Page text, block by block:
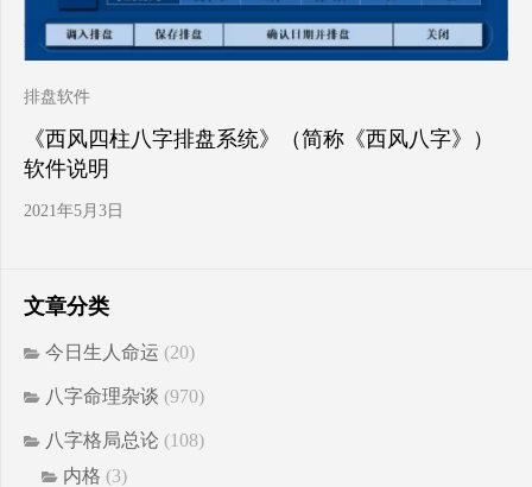
排盘软件
《西风四柱八字排盘系统》（简称《西风八字》）
软件说明
2021年5月3日
文章分类
今日生人命运 (20)
八字命理杂谈 (970)
八字格局总论 (108)
内格 (3)